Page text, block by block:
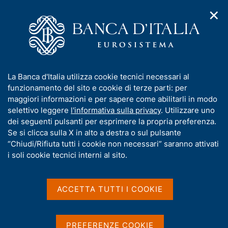
n
u
d
i
n
a
v
i
g
a
o
m
g
e
e
l
s
t
Pubblicazioni
N. 26 - Integrazione delle DLT con le infrastrutture di mercato:
analisi e proof-of-concept per un DvP sicuro tra piattaforme
TIPS e DLT
N. 26 - Integrazione delle
DLT con le infrastrutture di
mercato: analisi e proof-of-
concept per un DvP sicuro
MERCATI, INFRASTRUTTURE, SISTEMI DI
PAGAMENTO
✕
I
n
f
o
r
m
a
t
La Banca d'Italia utilizza cookie tecnici necessari al
funzionamento del sito e cookie di terze parti: per
maggiori informazioni e per sapere come abilitarli in modo
selettivo leggere l'informativa sulla privacy. Utilizzare uno
dei seguenti pulsanti per esprimere la propria preferenza.
Se si clicca sulla X in alto a destra o sul pulsante
“Chiudi/Rifiuta tutti i cookie non necessari” saranno attivati
i soli cookie tecnici interni al sito.
ACCETTA TUTTI I COOKIE
PREFERENZE COOKIE